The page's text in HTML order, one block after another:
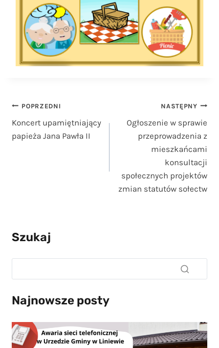
Nawigacja
wpisu
POPRZEDNI
Koncert upamiętniający
papieża Jana Pawła II
NASTĘPNY
Ogłoszenie w sprawie
przeprowadzenia z
mieszkańcami
konsultacji
społecznych projektów
zmian statutów sołectw
Szukaj
Najnowsze posty